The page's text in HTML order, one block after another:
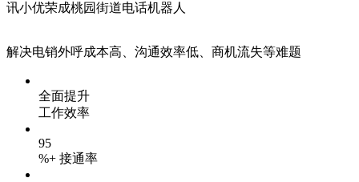
讯小优荣成桃园街道电话机器人
解决电销外呼成本高、沟通效率低、商机流失等难题
全面提升
工作效率
95
%+ 接通率